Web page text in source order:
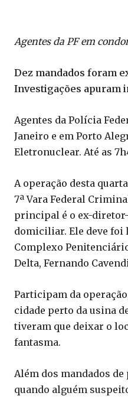
Agentes da PF em
Dez mandados foram
Investigações apuram
Agentes da Polícia
Janeiro e em Porto
Eletronuclear. Até as
A operação desta
7ª Vara Federal
principal é o ex-
domiciliar. Ele deve foi
Complexo
Delta, Fernando
Participam da
cidade perto da usina
tiveram que deixar o
fantasma.
Além dos mandados
quando alguém